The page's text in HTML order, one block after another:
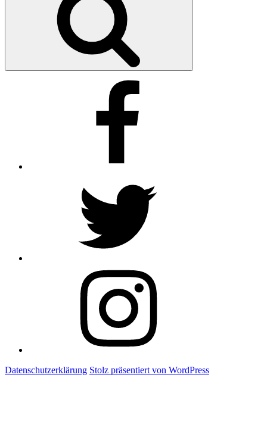
https://www.instagram.com/gluecklichcoachen/
Datenschutzerklärung Stolz präsentiert von WordPress